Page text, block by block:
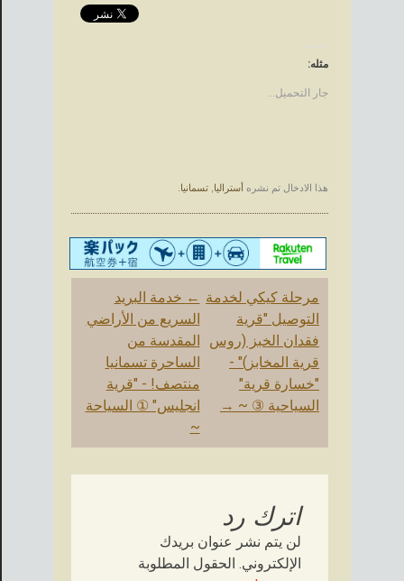
مثله:
جار التحميل...
هذا الادخال تم نشره أستراليا تسمانيا
آخر
الملاحة
← خدمة البريد
السريع من الأراضي
المقدسة من
الساحرة تسمانيا
منتصف! - "قرية
انجليس" ① السياحة
~
مرحلة كيكي لخدمة
التوصيل "قرية
فقدان الخبز (روس
قرية المخابز)" -
"خسارة قرية"
السياحية ③ ~ →
اترك رد
لن يتم نشر عنوان بريدك
الإلكتروني. الحقول المطلوبة